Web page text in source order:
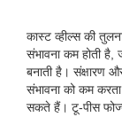
कास्ट व्हील्स की
संभावना कम होती
बनाती है। संक्षारण
संभावना को कम
सकते हैं। टू-पीस